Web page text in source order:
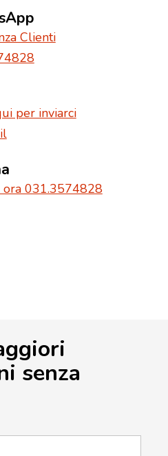
Clienti
per inviarci
ora 031.3574828
senza